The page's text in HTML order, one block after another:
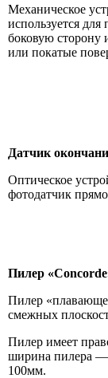
Механическое
используется
боковую
или покатые
Датчик
Оптическое
фотодатчик
Пилер «Concorde
Пилер
смежных
Пилер имеет
ширина пилера —
100мм.